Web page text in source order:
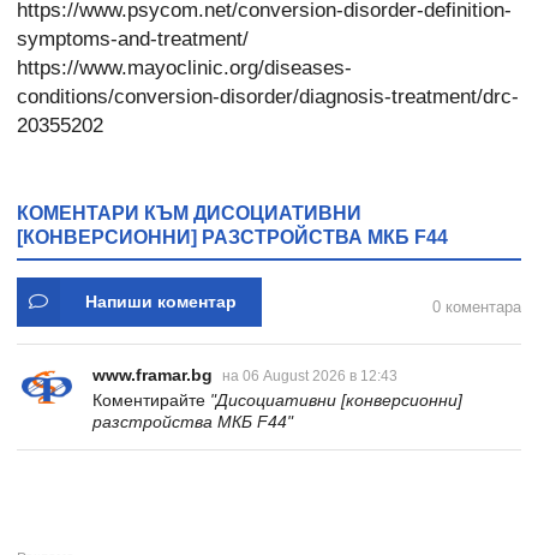
https://www.psycom.net/conversion-disorder-definition-
symptoms-and-treatment/
https://www.mayoclinic.org/diseases-
conditions/conversion-disorder/diagnosis-treatment/drc-
20355202
КОМЕНТАРИ КЪМ ДИСОЦИАТИВНИ
[КОНВЕРСИОННИ] РАЗСТРОЙСТВА МКБ F44
Напиши коментар 0 коментара
www.framar.bg на 06 August 2026 в 12:43
Коментирайте "Дисоциативни [конверсионни]
разстройства МКБ F44"